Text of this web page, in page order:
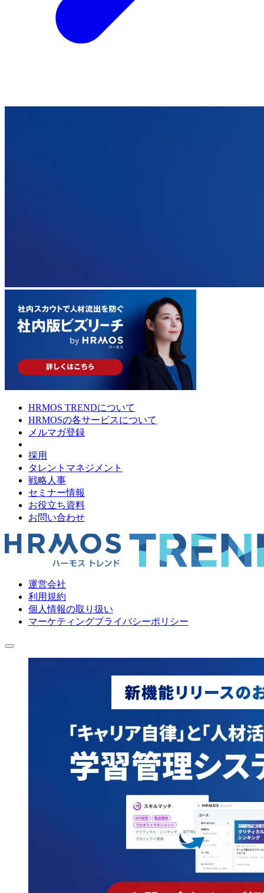
HRMOS TRENDについて
HRMOSの各サービスについて
メルマガ登録
採用
タレントマネジメント
戦略人事
セミナー情報
お役立ち資料
お問い合わせ
運営会社
利用規約
個人情報の取り扱い
マーケティングプライバシーポリシー